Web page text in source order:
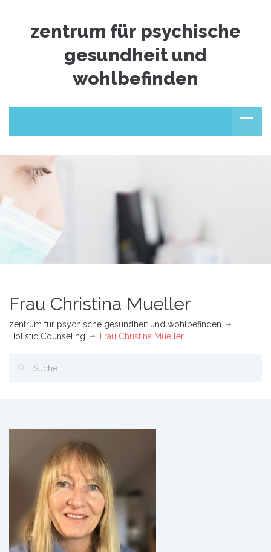
zentrum für psychische
gesundheit und
wohlbefinden
Frau Christina Mueller
zentrum für psychische gesundheit und wohlbefinden
Holistic Counseling
Frau Christina Mueller